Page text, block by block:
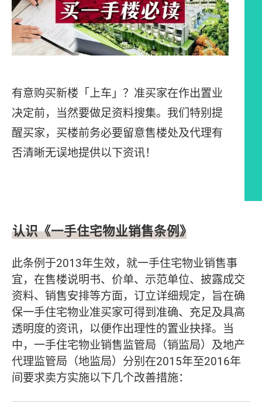
有意购买新楼「上车」？准买家在作出置业
决定前，当然要做足资料搜集。我们特别提
醒买家，买楼前务必要留意售楼处及代理有
否清晰无误地提供以下资讯！
认识《一手住宅物业销售条例》
此条例于2013年生效，就一手住宅物业销售事
宜，在售楼说明书、价单、示范单位、披露成交
资料、销售安排等方面，订立详细规定，旨在确
保一手住宅物业准买家可得到准确、充足及具高
透明度的资讯，以便作出理性的置业抉择。当
中，一手住宅物业销售监管局（销监局）及地产
代理监管局（地监局）分别在2015年至2016年
间要求卖方实施以下几个改善措施：